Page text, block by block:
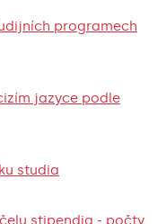
programech
jazyce podle
studia
stipendia - počty